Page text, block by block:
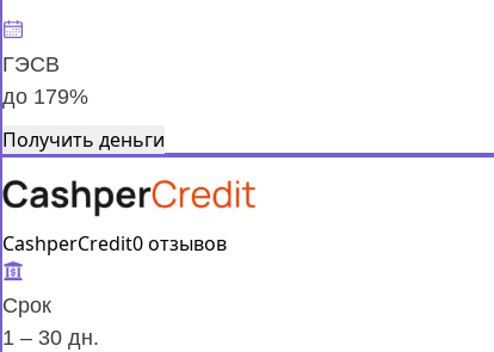
ГЭСВ
до 179%
Получить деньги
CashperCredit0 отзывов
Срок
1 – 30 дн.